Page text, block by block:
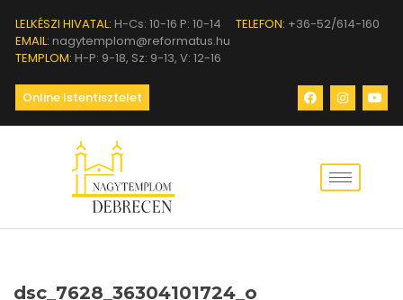
LELKÉSZI HIVATAL: H-Cs: 10-16 P: 10-14 TELEFON: +36-52/614-160
EMAIL: nagytemplom@reformatus.hu
TEMPLOM: H-P: 9-18, Sz: 9-13, V: 12-16
Online Istentisztelet
dsc_7628_36304101724_o